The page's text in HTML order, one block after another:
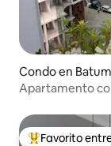
Condo en
Apartamento
Favorito